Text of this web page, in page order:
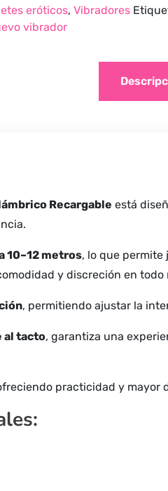
eróticos, Vibradores
vibrador
Recargable está
10–12 metros, lo que
y discreción en todo
, permitiendo ajustar la
al tacto, garantiza una
practicidad y mayor